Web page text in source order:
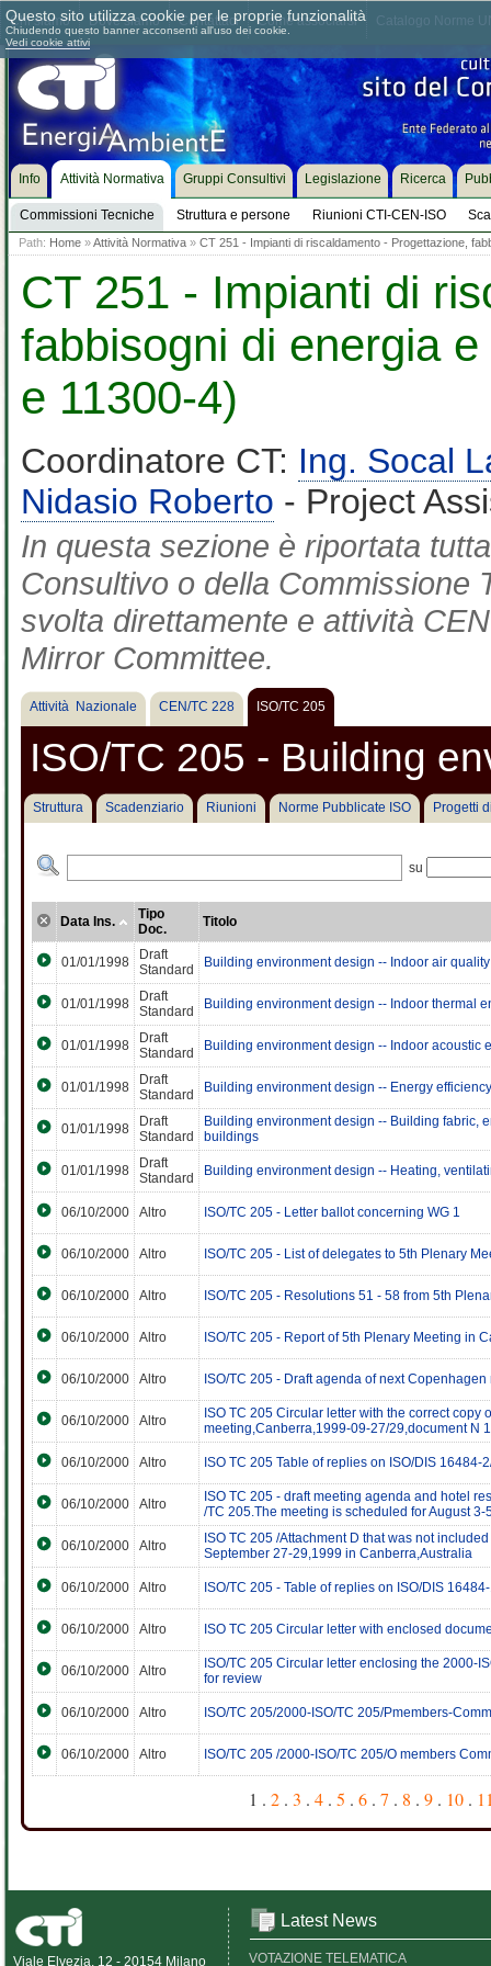
Chi siamo Dove siamo Contattaci Come associarsi
Info Attività Normativa
Commissioni Tecniche Struttura e persone Riunioni CTI-CEN-ISO
Gruppi Consultivi Legislazione Ricerca
Path: Home »Attività Normativa » CT 251 - Impianti di riscaldamento - Progettazione,
CT 251 - Impianti di
fabbisogni di energia
e 11300-4)
Coordinatore CT: Ing. Socal
Nidasio Roberto - Project
In questa sezione è riportata
Consultivo o della Commissione
svolta direttamente e attività
Mirror Committee.
Attività Nazionale CEN/TC 228 ISO/TC 205
ISO/TC 205 - Building
Struttura Scadenziario Riunioni Norme Pubblicate ISO Progetti
su
Data Ins.
Tipo
Doc.
Titolo
01/01/1998
Draft
Standard
Building environment design -- Indoor air quality
01/01/1998
Draft
Standard
Building environment design -- Indoor thermal
01/01/1998
Draft
Standard
Building environment design -- Indoor acoustic
01/01/1998
Draft
Standard
Building environment design -- Energy
01/01/1998
Draft
Standard
Building environment design -- Building fabric,
buildings
01/01/1998
Draft
Standard
Building environment design -- Heating,
06/10/2000 Altro ISO/TC 205 - Letter ballot concerning WG 1
06/10/2000 Altro ISO/TC 205 - List of delegates to 5th Plenary
06/10/2000 Altro ISO/TC 205 - Resolutions 51 - 58 from 5th
06/10/2000 Altro ISO/TC 205 - Report of 5th Plenary Meeting in
06/10/2000 Altro ISO/TC 205 - Draft agenda of next
06/10/2000 Altro
ISO TC 205 Circular letter with the correct
meeting,Canberra,1999-09-27/29,document N
06/10/2000 Altro ISO TC 205 Table of replies on ISO/DIS 16484-
06/10/2000 Altro
ISO TC 205 - draft meeting agenda and hotel
/TC 205.The meeting is scheduled for August
06/10/2000 Altro
ISO TC 205 /Attachment D that was not
September 27-29,1999 in Canberra,Australia
06/10/2000 Altro ISO/TC 205 - Table of replies on ISO/DIS
06/10/2000 Altro ISO TC 205 Circular letter with enclosed
06/10/2000 Altro
ISO/TC 205 Circular letter enclosing the 2000-
for review
06/10/2000 Altro ISO/TC 205/2000-ISO/TC 205/Pmembers-
06/10/2000 Altro ISO/TC 205 /2000-ISO/TC 205/O members
1 . 2 . 3 . 4 . 5 . 6 . 7 . 8 . 9 . 10 .
Viale Elvezia, 12 - 20154 Milano
Latest News
VOTAZIONE TELEMATICA
Questo sito utilizza cookie per le proprie funzionalità
Chiudendo questo banner acconsenti all'uso dei cookie.
Vedi cookie attivi